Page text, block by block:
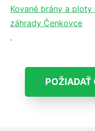
Kované brány a ploty
záhrady Čenkovce
.
POŽIADAŤ